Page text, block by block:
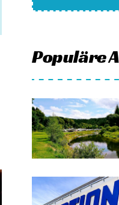
Populäre